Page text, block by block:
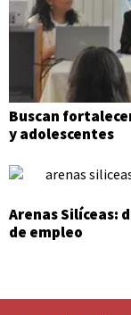
Buscan
y adolescentes
Arenas Silíceas:
de empleo